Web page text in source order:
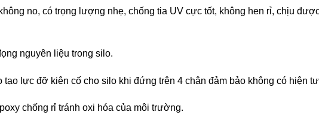
no, có trọng lượng nhẹ, chống tia UV cực tốt, không hen rỉ, chịu
nguyên liệu trong silo.
lực đỡ kiên cố cho silo khi đứng trên 4 chân đảm bảo không có hiện
chống rỉ tránh oxi hóa của môi trường.